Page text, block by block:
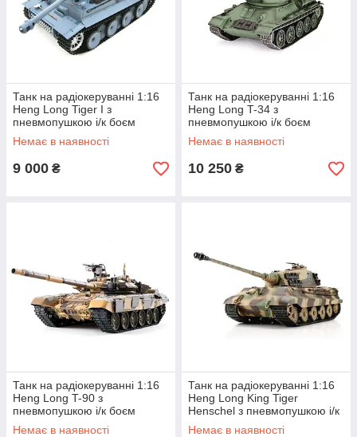
Танк на радіокеруванні 1:16
Heng Long Tiger I з
пневмопушкою і/к боєм
(Upgrade) MK official
Немає в наявності
9 000 ₴
Танк на радіокеруванні 1:16
Heng Long T-34 з
пневмопушкою і/к боєм
(Upgrade) MK official
Немає в наявності
10 250 ₴
Танк на радіокеруванні 1:16
Heng Long T-90 з
пневмопушкою і/к боєм
(Upgrade) MK official
Немає в наявності
Танк на радіокеруванні 1:16
Heng Long King Tiger
Henschel з пневмопушкою і/к
боєм MK official
Немає в наявності